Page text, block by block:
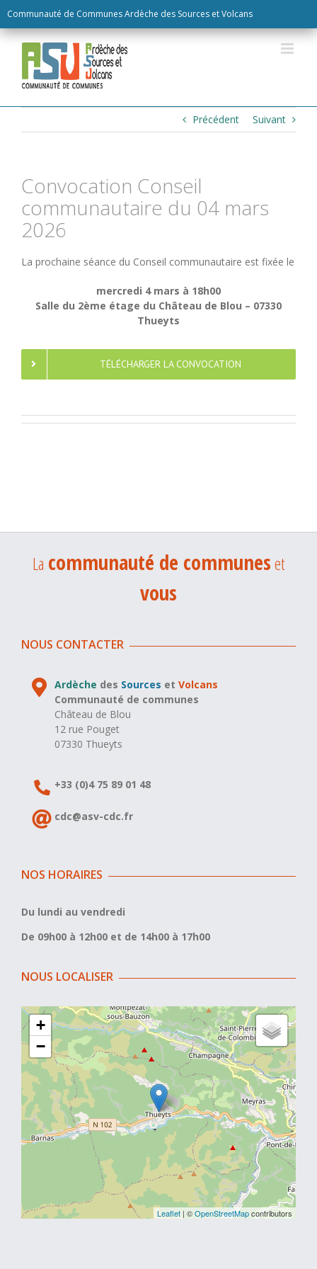
Communauté de Communes Ardèche des Sources et Volcans
to
content
Précédent Suivant
Convocation Conseil
communautaire du 04 mars
2026
La prochaine séance du Conseil communautaire est fixée le
mercredi 4 mars à 18h00
Salle du 2ème étage du Château de Blou – 07330
Thueyts
TÉLÉCHARGER LA CONVOCATION
La communauté de communeset
vous
NOUS CONTACTER
Ardèche des Sources etVolcans
Communauté de communes
Château de Blou
12 rue Pouget
07330 Thueyts
+33 (0)4 75 89 01 48
cdc@asv-cdc.fr
NOS HORAIRES
Du lundi au vendredi
De 09h00 à 12h00 et de 14h00 à 17h00
NOUS LOCALISER
+
−
Leaflet | ©OpenStreetMapcontributors